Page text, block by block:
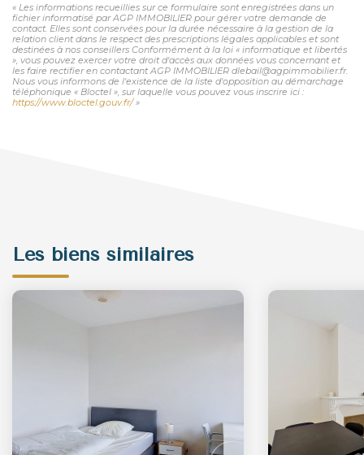
« Les informations recueillies sur ce formulaire sont enregistrées dans un
fichier informatisé par AGP IMMOBILIER pour gérer votre demande de
contact. Elles sont conservées pour la durée nécessaire à la gestion de la
relation client dans le respect des prescriptions légales applicables et sont
destinées à nos conseillers Conformément à la loi « informatique et libertés
», vous pouvez exercer votre droit d'accès aux données vous concernant et
les faire rectifier en contactant AGP IMMOBILIER dlebail@agpimmobilier.fr.
Nous vous informons de l'existence de la liste d'opposition au démarchage
téléphonique « Bloctel », sur laquelle vous pouvez vous inscrire ici :
https://www.bloctel.gouv.fr/»
Les biens similaires